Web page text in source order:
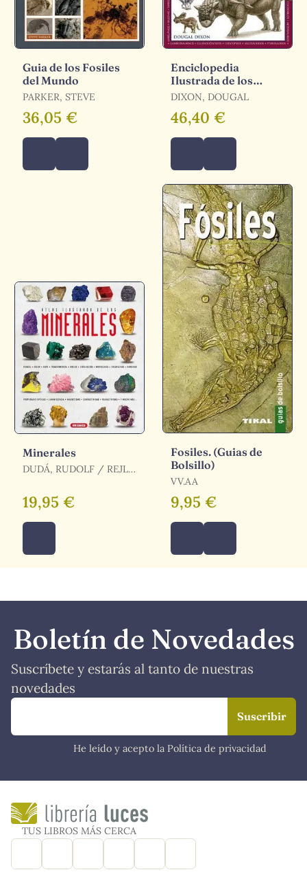
Guia de los Fosiles
del Mundo
PARKER, STEVE
36,05 €
Enciclopedia
Ilustrada de los
Dinosaurios y Otros
Animales
DIXON, DOUGAL
46,40 €
Minerales
DUDÁ, RUDOLF / REJL,
19,95 €
Fosiles. (Guias de
Bolsillo)
VV.AA
9,95 €
Boletín de Novedades
Suscríbete y estarás al tanto de nuestras
novedades
He leído y acepto la Política de privacidad
TUS LIBROS MÁS CERCA